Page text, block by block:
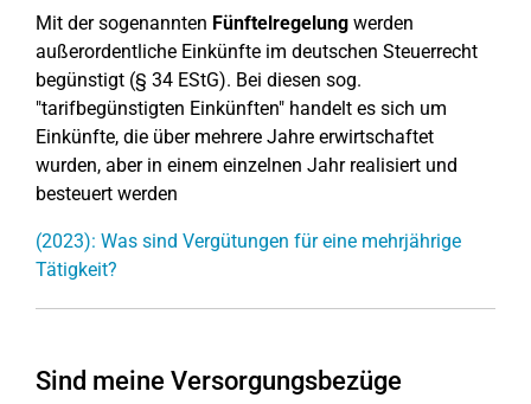
Mit der sogenannten Fünftelregelung werden
außerordentliche Einkünfte im deutschen Steuerrecht
begünstigt (§ 34 EStG). Bei diesen sog.
"tarifbegünstigten Einkünften" handelt es sich um
Einkünfte, die über mehrere Jahre erwirtschaftet
wurden, aber in einem einzelnen Jahr realisiert und
besteuert werden
(2023): Was sind Vergütungen für eine mehrjährige
Tätigkeit?
Sind meine Versorgungsbezüge